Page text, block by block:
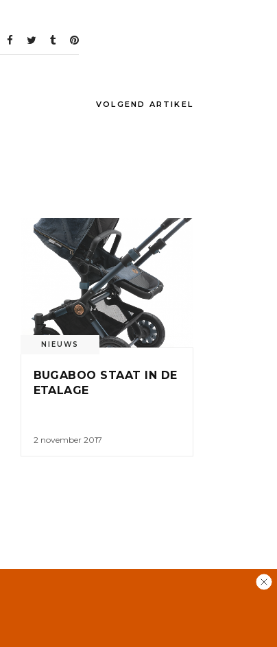
VOLGEND ARTIKEL
NIEUWS
BUGABOO STAAT IN DE
ETALAGE
2 november 2017